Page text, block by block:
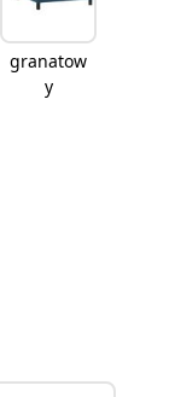
granatow
y